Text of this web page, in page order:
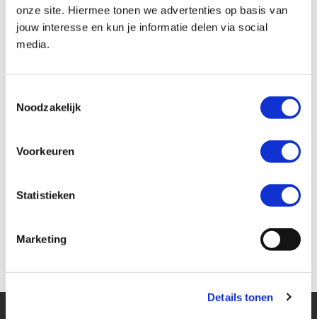
onze site. Hiermee tonen we advertenties op basis van
jouw interesse en kun je informatie delen via social
media.
Noodzakelijk
Voorkeuren
Statistieken
Marketing
Details tonen
Vraag en/of opmerking
Versturen